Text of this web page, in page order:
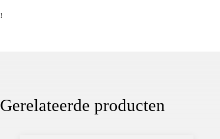
!
Gerelateerde producten